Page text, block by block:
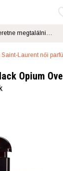
Saint-Laurent női
Opium